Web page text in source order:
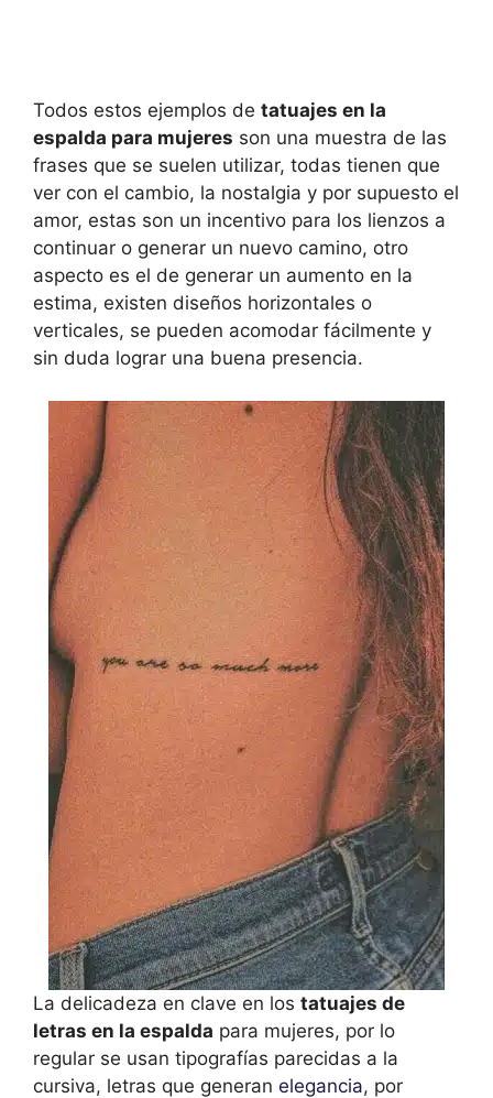
Todos estos ejemplos de tatuajes en la
espalda para mujeres son una muestra de las
frases que se suelen utilizar, todas tienen que
ver con el cambio, la nostalgia y por supuesto el
amor, estas son un incentivo para los lienzos a
continuar o generar un nuevo camino, otro
aspecto es el de generar un aumento en la
estima, existen diseños horizontales o
verticales, se pueden acomodar fácilmente y
sin duda lograr una buena presencia.
La delicadeza en clave en los tatuajes de
letras en la espalda para mujeres, por lo
regular se usan tipografías parecidas a la
cursiva, letras que generan elegancia, por